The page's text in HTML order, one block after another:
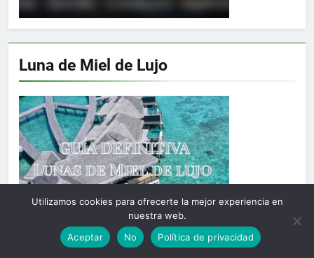
Luna de Miel de Lujo
Utilizamos cookies para ofrecerte la mejor experiencia en
nuestra web.
Aceptar
No Política de privacidad